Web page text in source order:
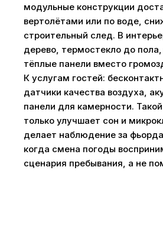
модульные конструкции
вертолётами или по воде,
строительный след. В
дерево, термостекло до
тёплые панели вместо
К услугам гостей:
датчики качества воздуха,
панели для камерности.
только улучшает сон и
делает наблюдение за
когда смена погоды
сценария пребывания, а не